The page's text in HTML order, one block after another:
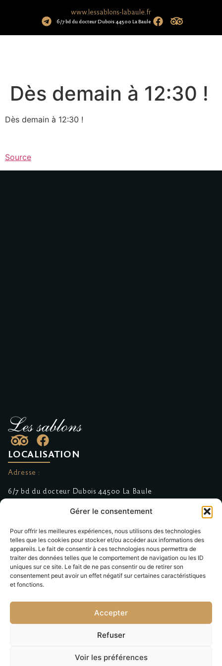
Gérer le consentement
Pour offrir les meilleures expériences, nous utilisons des technologies
telles que les cookies pour stocker et/ou accéder aux informations des
appareils. Le fait de consentir à ces technologies nous permettra de
traiter des données telles que le comportement de navigation ou les ID
uniques sur ce site. Le fait de ne pas consentir ou de retirer son
consentement peut avoir un effet négatif sur certaines caractéristiques
et fonctions.
Accepter
Refuser
Voir les préférences
www.lessablons-labaule.fr
6/7 bd du docteur Dubois 44500 La Baule
Dès demain à 12:30 !
Dès demain à 12:30 !
Source
LOCALISATION
Adresse :
6/7 bd du docteur Dubois 44500 La Baule
Suivez-nous sur Facebook
02.40.11.36.11
MENU
Portfolio